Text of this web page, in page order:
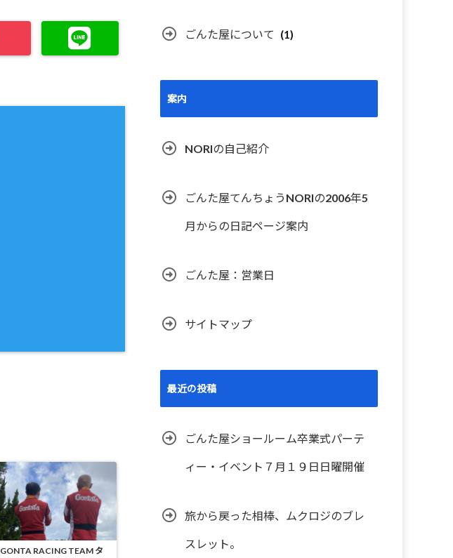
GONTA RACING TEAM タ
ごんた屋について (1)
案内
NORIの自己紹介
ごんた屋てんちょうNORIの2006年5
月からの日記ページ案内
ごんた屋：営業日
サイトマップ
最近の投稿
ごんた屋ショールーム卒業式パーテ
ィー・イベント７月１９日日曜開催
旅から戻った相棒、ムクロジのブレ
スレット。